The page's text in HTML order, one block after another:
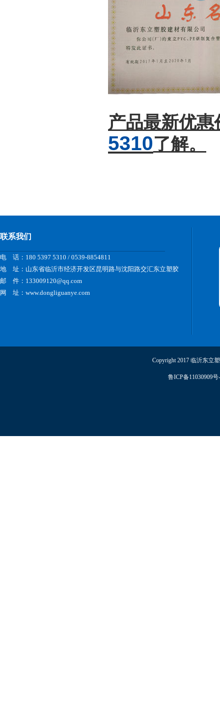
产品最新优惠
5310了解。
联系我们
电 话：180 5397 5310 / 0539-8854811
地 址：山东省临沂市经济开发区昆明路与沈阳路交汇东立塑胶
邮 件：133009120@qq.com
网 址：www.dongliguanye.com
Copyright 2017 临沂东立
鲁ICP备11030909号